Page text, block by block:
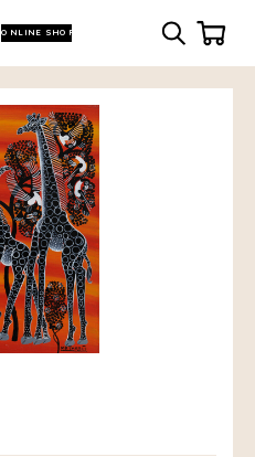
ONLINE SHOP